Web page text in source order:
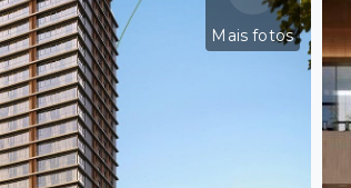
Mais fotos